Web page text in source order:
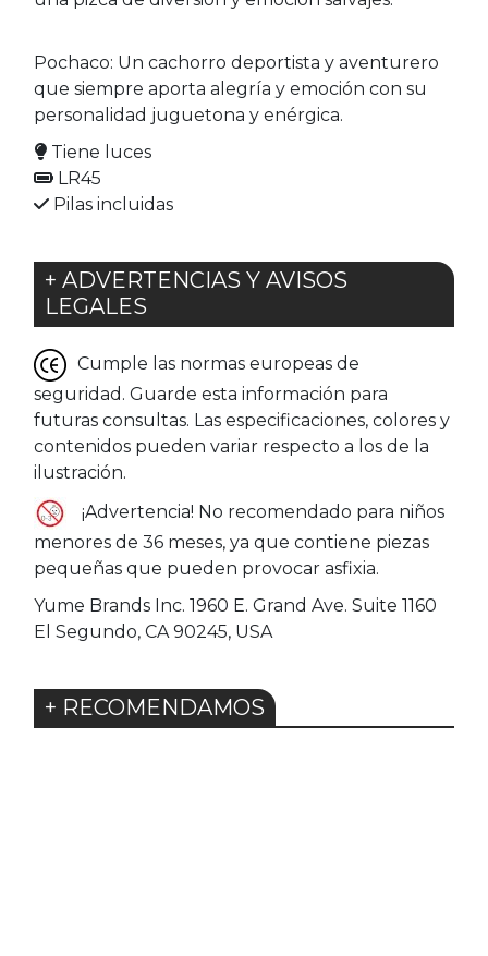
Pochaco: Un cachorro deportista y aventurero
que siempre aporta alegría y emoción con su
personalidad juguetona y enérgica.
Tiene luces
LR45
Pilas incluidas
+ ADVERTENCIAS Y AVISOS
LEGALES
Cumple las normas europeas de
seguridad. Guarde esta información para
futuras consultas. Las especificaciones, colores y
contenidos pueden variar respecto a los de la
ilustración.
¡Advertencia! No recomendado para niños
menores de 36 meses, ya que contiene piezas
pequeñas que pueden provocar asfixia.
Yume Brands Inc. 1960 E. Grand Ave. Suite 1160
El Segundo, CA 90245, USA
+ RECOMENDAMOS